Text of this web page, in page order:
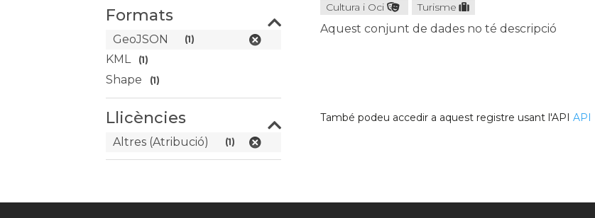
Formats
GeoJSON (1)
KML (1)
Shape (1)
Llicències
Altres (Atribució) (1)
Cultura i Oci Turisme
Aquest conjunt de dades no té descripció
També podeu accedir a aquest registre usant l'API API